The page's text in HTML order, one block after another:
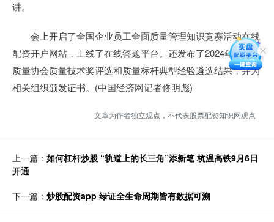
讲。
会上开启了全国企业员工全面质量管理知识竞赛活动在线
配资开户网站，上线了在线答题平台。还发布了2024年度中国
质量协会质量技术奖评选和质量标杆典型经验遴选结果，并为
相关组织颁发证书。(中国经济网记者佟明彪)
文章为作者独立观点，不代表股票配资知识网观点
上一篇： 如何杠杆炒股 “轨道上的长三角”添新笔 杭温高铁9月6日
开通
下一篇： 炒股配资app 绿证全生命周期皆有数据可溯